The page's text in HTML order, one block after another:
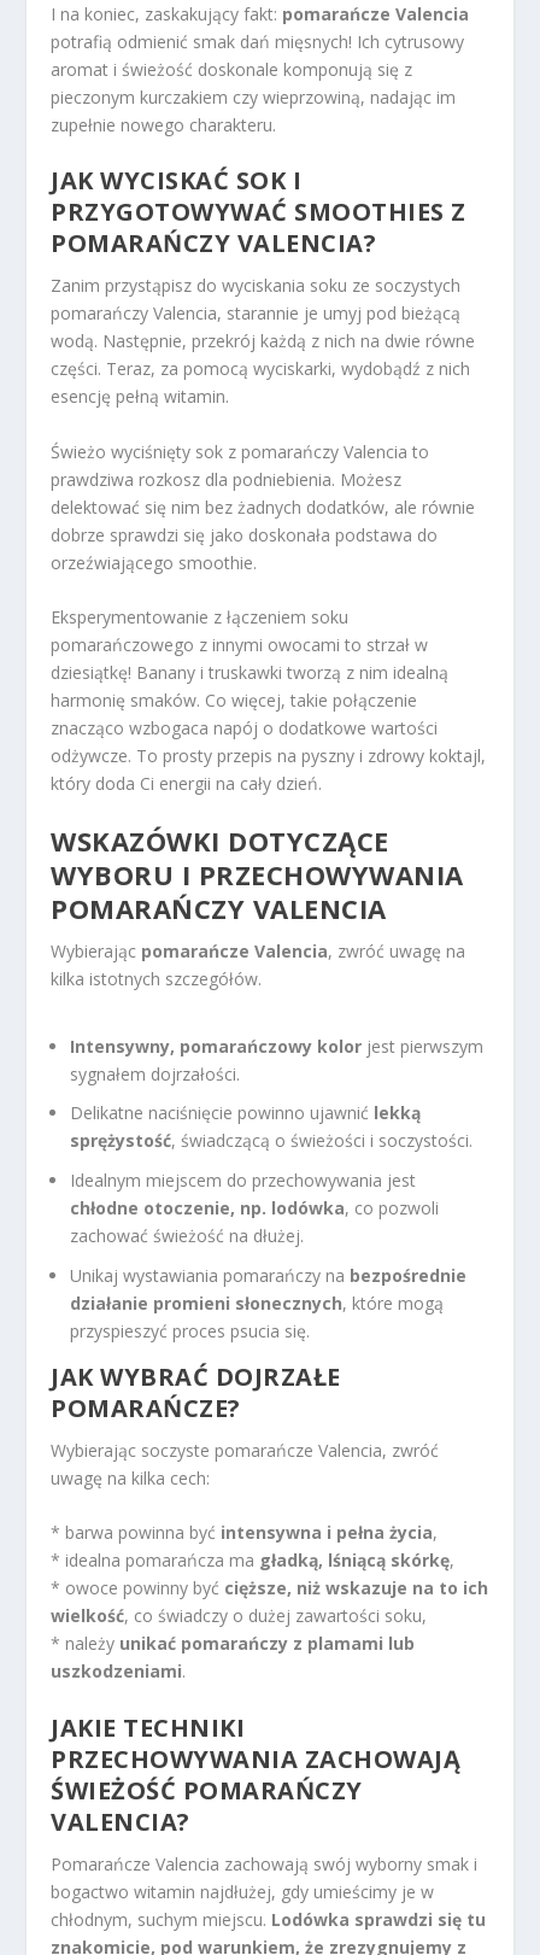
I na koniec, zaskakujący fakt: pomarańcze Valencia
potrafią odmienić smak dań mięsnych! Ich cytrusowy
aromat i świeżość doskonale komponują się z
pieczonym kurczakiem czy wieprzowiną, nadając im
zupełnie nowego charakteru.
JAK WYCISKAĆ SOK I
PRZYGOTOWYWAĆ SMOOTHIES Z
POMARAŃCZY VALENCIA?
Zanim przystąpisz do wyciskania soku ze soczystych
pomarańczy Valencia, starannie je umyj pod bieżącą
wodą. Następnie, przekrój każdą z nich na dwie równe
części. Teraz, za pomocą wyciskarki, wydobądź z nich
esencję pełną witamin.
Świeżo wyciśnięty sok z pomarańczy Valencia to
prawdziwa rozkosz dla podniebienia. Możesz
delektować się nim bez żadnych dodatków, ale równie
dobrze sprawdzi się jako doskonała podstawa do
orzeźwiającego smoothie.
Eksperymentowanie z łączeniem soku
pomarańczowego z innymi owocami to strzał w
dziesiątkę! Banany i truskawki tworzą z nim idealną
harmonię smaków. Co więcej, takie połączenie
znacząco wzbogaca napój o dodatkowe wartości
odżywcze. To prosty przepis na pyszny i zdrowy koktajl,
który doda Ci energii na cały dzień.
WSKAZÓWKI DOTYCZĄCE
WYBORU I PRZECHOWYWANIA
POMARAŃCZY VALENCIA
Wybierając pomarańcze Valencia, zwróć uwagę na
kilka istotnych szczegółów.
Intensywny, pomarańczowy kolor jest pierwszym
sygnałem dojrzałości.
Delikatne naciśnięcie powinno ujawnić lekką
sprężystość, świadczącą o świeżości i soczystości.
Idealnym miejscem do przechowywania jest
chłodne otoczenie, np. lodówka, co pozwoli
zachować świeżość na dłużej.
Unikaj wystawiania pomarańczy na bezpośrednie
działanie promieni słonecznych, które mogą
przyspieszyć proces psucia się.
JAK WYBRAĆ DOJRZAŁE
POMARAŃCZE?
Wybierając soczyste pomarańcze Valencia, zwróć
uwagę na kilka cech:
* barwa powinna być intensywna i pełna życia,
* idealna pomarańcza ma gładką, lśniącą skórkę,
* owoce powinny być cięższe, niż wskazuje na to ich
wielkość, co świadczy o dużej zawartości soku,
* należy unikać pomarańczy z plamami lub
uszkodzeniami.
JAKIE TECHNIKI
PRZECHOWYWANIA ZACHOWAJĄ
ŚWIEŻOŚĆ POMARAŃCZY
VALENCIA?
Pomarańcze Valencia zachowają swój wyborny smak i
bogactwo witamin najdłużej, gdy umieścimy je w
chłodnym, suchym miejscu. Lodówka sprawdzi się tu
znakomicie, pod warunkiem, że zrezygnujemy z